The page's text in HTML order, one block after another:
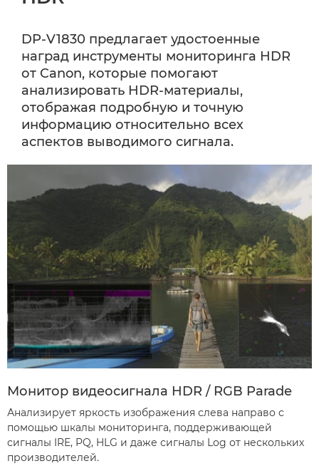
DP-V1830 предлагает удостоенные
наград инструменты мониторинга HDR
от Canon, которые помогают
анализировать HDR-материалы,
отображая подробную и точную
информацию относительно всех
аспектов выводимого сигнала.
Монитор видеосигнала HDR / RGB Parade
Анализирует яркость изображения слева направо с
помощью шкалы мониторинга, поддерживающей
сигналы IRE, PQ, HLG и даже сигналы Log от нескольких
производителей.